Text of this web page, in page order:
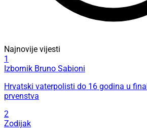
Najnovije vijesti
1
Izbornik Bruno Sabioni
Hrvatski vaterpolisti do 16 godina u
prvenstva
2
Zodijak